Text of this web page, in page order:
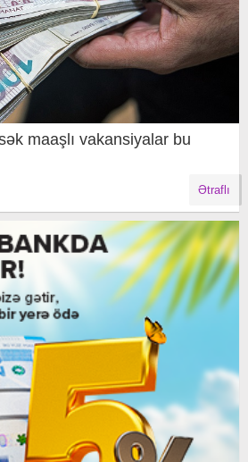
maaşlı vakansiyalar bu
Ətraflı